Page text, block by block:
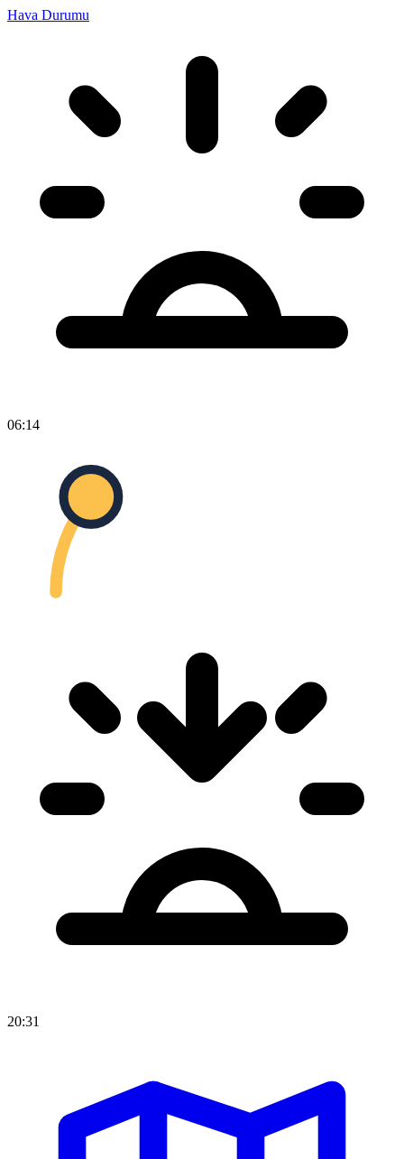
Hava Durumu
06:14
20:31